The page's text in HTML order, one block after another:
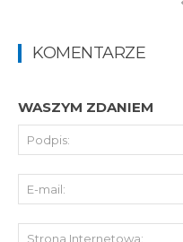
KOMENTARZE
WASZYM ZDANIEM